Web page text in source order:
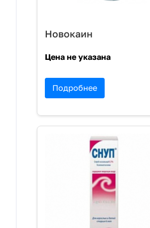
Новокаин
Цена не указана
Подробнее